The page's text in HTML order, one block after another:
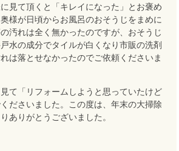
見て頂くと「キレイになった」とお褒め
様が日頃からお風呂のおそうじをまめに
汚れは全く無かったのですが、おそうじ
水の成分でタイルが白くなり市販の洗剤
は落とせなかったのでご依頼くださいま
て「リフォームしようと思っていたけど
ださいました。この度は、年末の大掃除
ありがとうございました。